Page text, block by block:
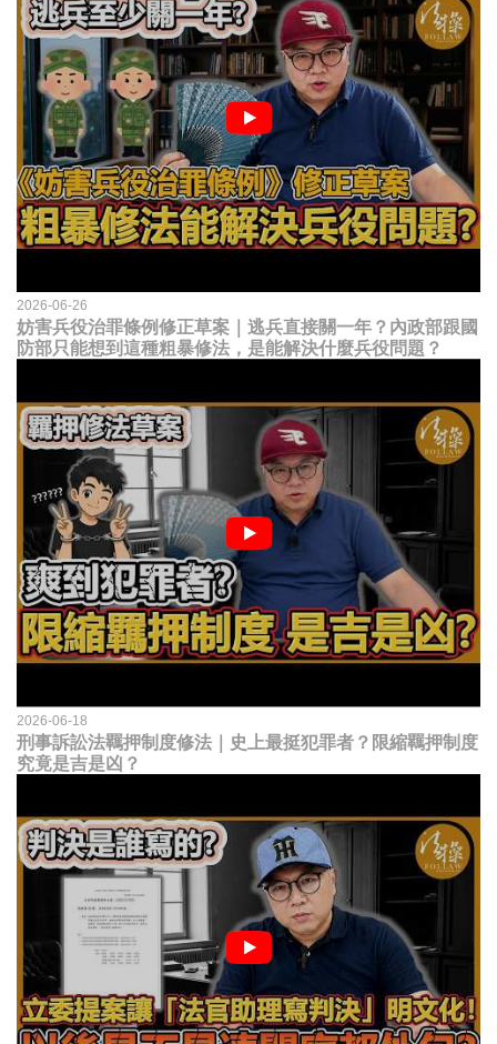
2026-06-26
妨害兵役治罪條例修正草案｜逃兵直接關一年？內政部跟國
防部只能想到這種粗暴修法，是能解決什麼兵役問題？
2026-06-18
刑事訴訟法羈押制度修法｜史上最挺犯罪者？限縮羈押制度
究竟是吉是凶？